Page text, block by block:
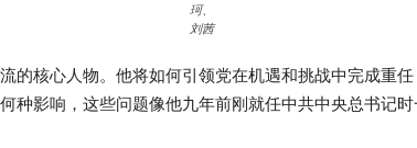
珂、
刘茜
的核心人物。他将如何引领党在机遇和挑战中完成重
种影响，这些问题像他九年前刚就任中共中央总书记时